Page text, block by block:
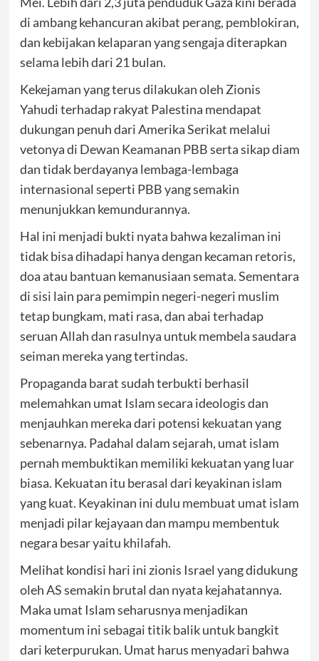
di ambang kehancuran akibat perang, pemblokiran,
dan kebijakan kelaparan yang sengaja diterapkan
selama lebih dari 21 bulan.
Kekejaman yang terus dilakukan oleh Zionis
Yahudi terhadap rakyat Palestina mendapat
dukungan penuh dari Amerika Serikat melalui
vetonya di Dewan Keamanan PBB serta sikap diam
dan tidak berdayanya lembaga-lembaga
internasional seperti PBB yang semakin
menunjukkan kemundurannya.
Hal ini menjadi bukti nyata bahwa kezaliman ini
tidak bisa dihadapi hanya dengan kecaman retoris,
doa atau bantuan kemanusiaan semata. Sementara
di sisi lain para pemimpin negeri-negeri muslim
tetap bungkam, mati rasa, dan abai terhadap
seruan Allah dan rasulnya untuk membela saudara
seiman mereka yang tertindas.
Propaganda barat sudah terbukti berhasil
melemahkan umat Islam secara ideologis dan
menjauhkan mereka dari potensi kekuatan yang
sebenarnya. Padahal dalam sejarah, umat islam
pernah membuktikan memiliki kekuatan yang luar
biasa. Kekuatan itu berasal dari keyakinan islam
yang kuat. Keyakinan ini dulu membuat umat islam
menjadi pilar kejayaan dan mampu membentuk
negara besar yaitu khilafah.
Melihat kondisi hari ini zionis Israel yang didukung
oleh AS semakin brutal dan nyata kejahatannya.
Maka umat Islam seharusnya menjadikan
momentum ini sebagai titik balik untuk bangkit
dari keterpurukan. Umat harus menyadari bahwa